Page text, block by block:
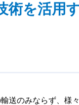
術を活用
送のみならず、様